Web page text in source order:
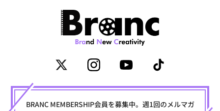
BRANC MEMBERSHIP会員を募集中。週1回のメルマガ